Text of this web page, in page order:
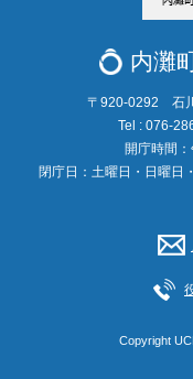
内灘
〒920-0292 石
Tel : 076-
開庁時間
閉庁日：土曜日・日曜日
Copyright